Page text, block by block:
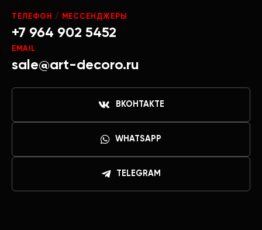
ТЕЛЕФОН / МЕССЕНДЖЕРЫ
+7 964 902 5452
EMAIL
sale@art-decoro.ru
ВКОНТАКТЕ
WHATSAPP
TELEGRAM